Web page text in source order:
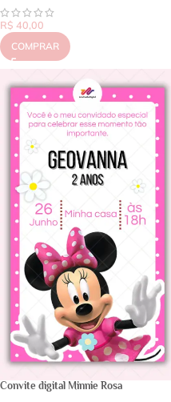
R$ 40,00
COMPRAR
Convite digital Minnie Rosa